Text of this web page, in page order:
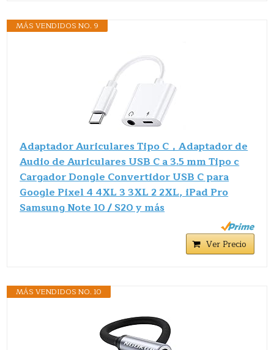
MÁS VENDIDOS NO. 9
Adaptador Auriculares Tipo C，Adaptador de
Audio de Auriculares USB C a 3.5 mm Tipo c
Cargador Dongle Convertidor USB C para
Google Pixel 4 4XL 3 3XL 2 2XL, iPad Pro
Samsung Note 10 / S20 y más
Ver Precio
MÁS VENDIDOS NO. 10